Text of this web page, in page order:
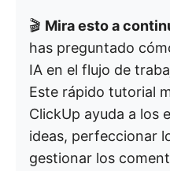
🎬 Mira esto a
has preguntado
IA en el flujo de
Este rápido tutorial
ClickUp ayuda a los
ideas, perfeccionar
gestionar los